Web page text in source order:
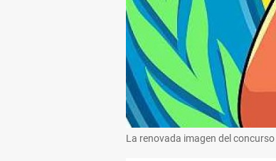
La renovada imagen del concurso